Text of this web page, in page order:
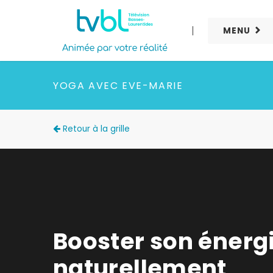
MENU
YOGA AVEC EVE-MARIE
Retour à la grille
Booster son